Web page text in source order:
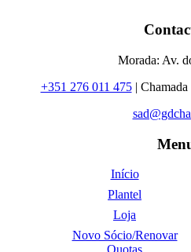
Morada: Av.
+351 276 011 475| Chamada
Início
Plantel
Loja
Novo Sócio/Renovar